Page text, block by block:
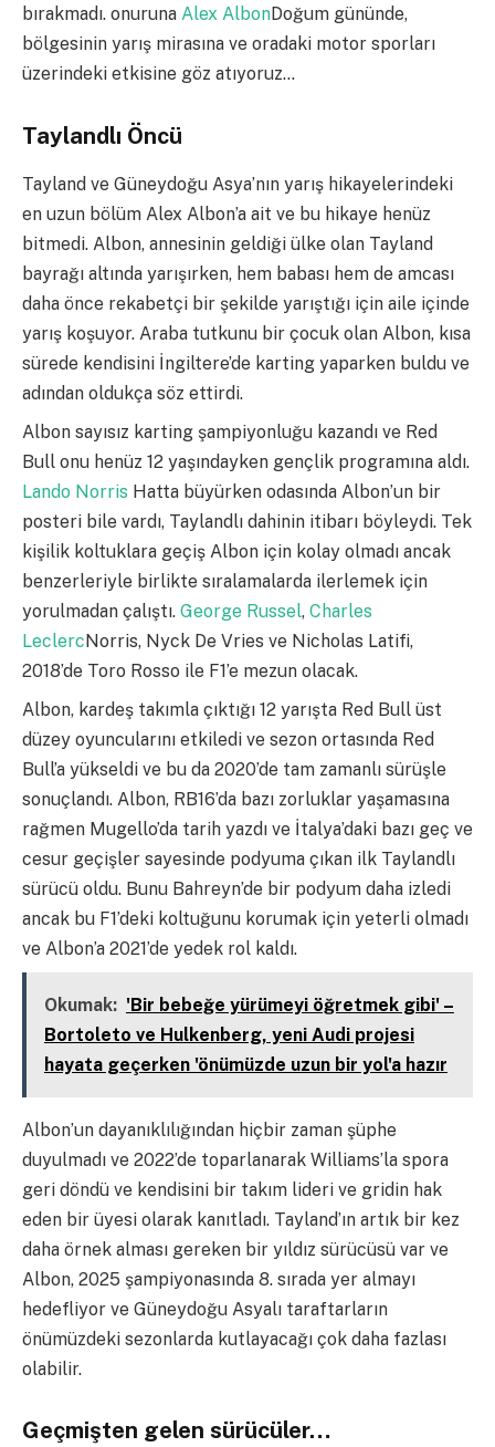
bırakmadı. onuruna Alex AlbonDoğum gününde,
bölgesinin yarış mirasına ve oradaki motor sporları
üzerindeki etkisine göz atıyoruz…
Taylandlı Öncü
Tayland ve Güneydoğu Asya’nın yarış hikayelerindeki
en uzun bölüm Alex Albon’a ait ve bu hikaye henüz
bitmedi. Albon, annesinin geldiği ülke olan Tayland
bayrağı altında yarışırken, hem babası hem de amcası
daha önce rekabetçi bir şekilde yarıştığı için aile içinde
yarış koşuyor. Araba tutkunu bir çocuk olan Albon, kısa
sürede kendisini İngiltere’de karting yaparken buldu ve
adından oldukça söz ettirdi.
Albon sayısız karting şampiyonluğu kazandı ve Red
Bull onu henüz 12 yaşındayken gençlik programına aldı.
Lando Norris Hatta büyürken odasında Albon’un bir
posteri bile vardı, Taylandlı dahinin itibarı böyleydi. Tek
kişilik koltuklara geçiş Albon için kolay olmadı ancak
benzerleriyle birlikte sıralamalarda ilerlemek için
yorulmadan çalıştı. George Russel, Charles
LeclercNorris, Nyck De Vries ve Nicholas Latifi,
2018’de Toro Rosso ile F1’e mezun olacak.
Albon, kardeş takımla çıktığı 12 yarışta Red Bull üst
düzey oyuncularını etkiledi ve sezon ortasında Red
Bull’a yükseldi ve bu da 2020’de tam zamanlı sürüşle
sonuçlandı. Albon, RB16’da bazı zorluklar yaşamasına
rağmen Mugello’da tarih yazdı ve İtalya’daki bazı geç ve
cesur geçişler sayesinde podyuma çıkan ilk Taylandlı
sürücü oldu. Bunu Bahreyn’de bir podyum daha izledi
ancak bu F1’deki koltuğunu korumak için yeterli olmadı
ve Albon’a 2021’de yedek rol kaldı.
Okumak: 'Bir bebeğe yürümeyi öğretmek gibi' –
Bortoleto ve Hulkenberg, yeni Audi projesi
hayata geçerken 'önümüzde uzun bir yol'a hazır
Albon’un dayanıklılığından hiçbir zaman şüphe
duyulmadı ve 2022’de toparlanarak Williams’la spora
geri döndü ve kendisini bir takım lideri ve gridin hak
eden bir üyesi olarak kanıtladı. Tayland’ın artık bir kez
daha örnek alması gereken bir yıldız sürücüsü var ve
Albon, 2025 şampiyonasında 8. sırada yer almayı
hedefliyor ve Güneydoğu Asyalı taraftarların
önümüzdeki sezonlarda kutlayacağı çok daha fazlası
olabilir.
Geçmişten gelen sürücüler…